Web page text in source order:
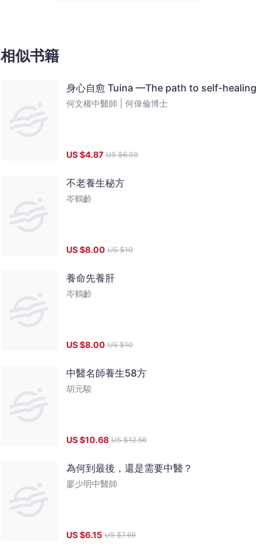
相似书籍
身心自愈 Tuina —The path to self-healing
何偉倫博士
US $4.87 US $6.09
不老養生秘方
岑鶴齡
US $8.00 US $10
養命先養肝
岑鶴齡
US $8.00 US $10
中醫名師養生58方
胡元駿
US $10.68 US $12.56
為何到最後，還是需要中醫？
廖少明中醫師
US $6.15 US $7.69